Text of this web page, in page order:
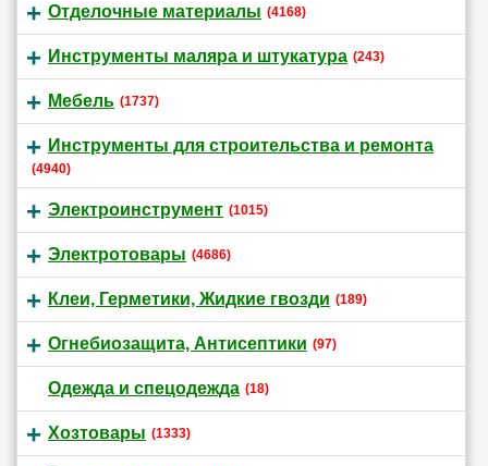
Отделочные материалы (4168)
Инструменты маляра и штукатура (243)
Мебель (1737)
Инструменты для строительства и ремонта
(4940)
Электроинструмент (1015)
Электротовары (4686)
Клеи, Герметики, Жидкие гвозди (189)
Огнебиозащита, Антисептики (97)
Одежда и спецодежда (18)
Хозтовары (1333)